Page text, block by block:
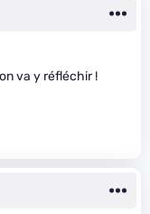
va y réfléchir !